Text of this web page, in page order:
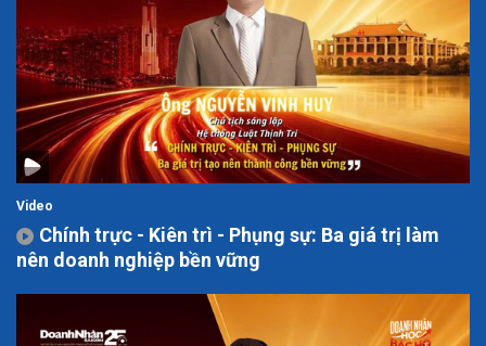
Video
Chính trực - Kiên trì - Phụng sự: Ba giá trị làm
nên doanh nghiệp bền vững